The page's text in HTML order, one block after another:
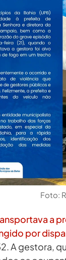
Foto:
a
por
A gestora,